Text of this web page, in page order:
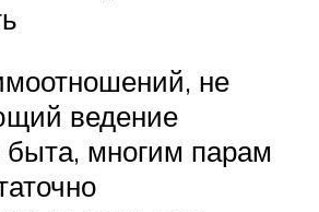
не
ведение
быта, многим парам